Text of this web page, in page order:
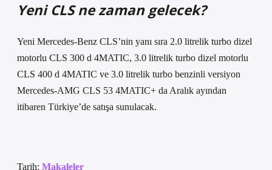
Yeni CLS ne zaman gelecek?
Yeni Mercedes-Benz CLS’nin yanı sıra 2.0 litrelik turbo dizel
motorlu CLS 300 d 4MATIC, 3.0 litrelik turbo dizel motorlu
CLS 400 d 4MATIC ve 3.0 litrelik turbo benzinli versiyon
Mercedes-AMG CLS 53 4MATIC+ da Aralık ayından
itibaren Türkiye’de satışa sunulacak.
Tarih: Makaleler